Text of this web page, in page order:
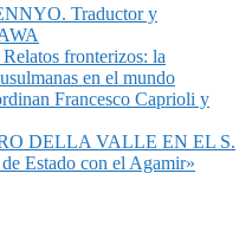
Traductor y
fronterizos: la
en el mundo
Francesco Caprioli y
DELLA VALLE EN EL S.
Estado con el Agamir»